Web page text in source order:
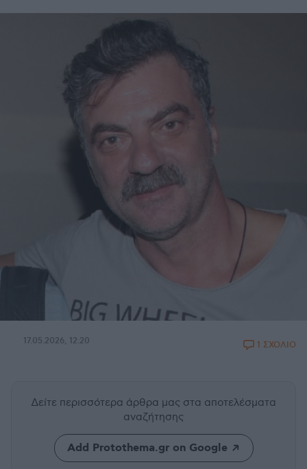
17.05.2026, 12:20 1 ΣΧΟΛΙΟ
Δείτε περισσότερα άρθρα μας στα αποτελέσματα
αναζήτησης
Add Protothema.gr on Google